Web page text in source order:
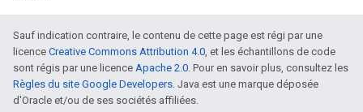
Sauf indication contraire, le contenu de cette page est régi par une
licence Creative Commons Attribution 4.0, et les échantillons de code
sont régis par une licence Apache 2.0. Pour en savoir plus, consultez les
Règles du site Google Developers. Java est une marque déposée
d'Oracle et/ou de ses sociétés affiliées.